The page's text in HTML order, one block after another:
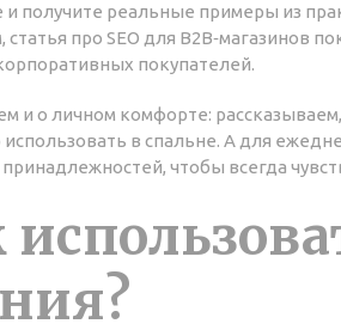
получите реальные примеры из
статья про SEO для B2B‑магазинов
покупателей.
и о личном комфорте:
в спальне. А для
чтобы всегда